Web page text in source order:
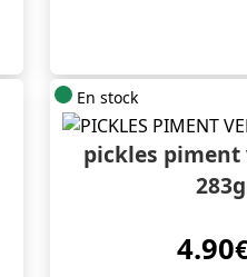
En stock
pickles
4.90